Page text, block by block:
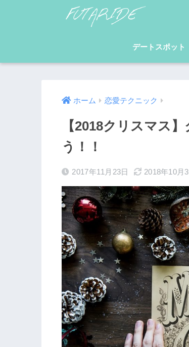
デートスポット
ホーム 恋愛テクニック
【2018クリスマス
う！！
2017年11月23日 2018年10月